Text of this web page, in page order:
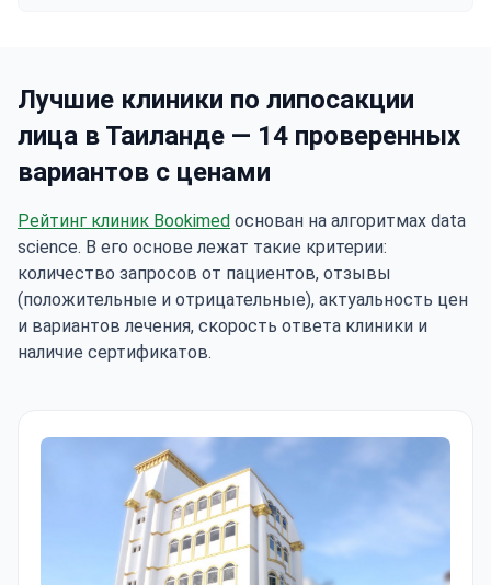
Лучшие клиники по липосакции
лица в Таиланде — 14 проверенных
вариантов с ценами
Рейтинг клиник Bookimed основан на алгоритмах data
science. В его основе лежат такие критерии:
количество запросов от пациентов, отзывы
(положительные и отрицательные), актуальность цен
и вариантов лечения, скорость ответа клиники и
наличие сертификатов.